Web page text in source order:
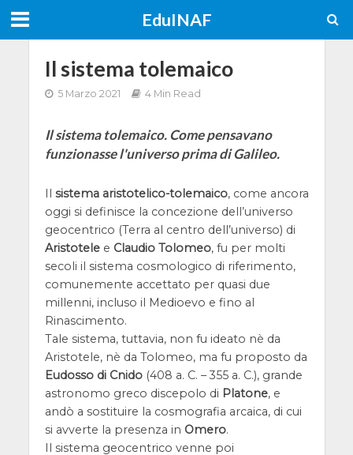
EduINAF
Il sistema tolemaico
5 Marzo 2021 4 Min Read
Il sistema tolemaico. Come pensavano
funzionasse l'universo prima di Galileo.
Il sistema aristotelico-tolemaico, come ancora
oggi si definisce la concezione dell’universo
geocentrico (Terra al centro dell’universo) di
Aristotelee Claudio Tolomeo, fu per molti
secoli il sistema cosmologico di riferimento,
comunemente accettato per quasi due
millenni, incluso il Medioevo e fino al
Rinascimento.
Tale sistema, tuttavia, non fu ideato nè da
Aristotele, nè da Tolomeo, ma fu proposto da
Eudosso di Cnido(408 a. C. – 355 a. C.), grande
astronomo greco discepolo di Platone, e
andò a sostituire la cosmografia arcaica, di cui
si avverte la presenza in Omero.
Il sistema geocentrico venne poi